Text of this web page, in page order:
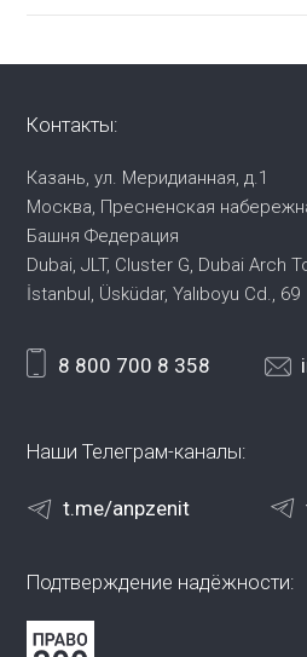
Контакты:
Казань, ул. Меридианная, д.1
Москва, Пресненская
Башня Федерация
Dubai, JLT, Cluster G, Dubai Arch
İstanbul, Üsküdar, Yalıboyu Cd., 69
8 800 700 8 358
Наши Телеграм-каналы:
t.me/anpzenit
Подтверждение надёжности: